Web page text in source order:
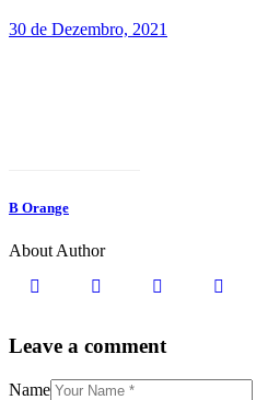
30 de Dezembro, 2021
B Orange
About Author
Leave a comment
Name